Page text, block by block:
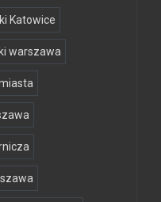
Katowice
warszawa